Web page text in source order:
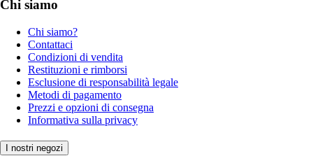
Chi siamo
Chi siamo?
Contattaci
Condizioni di vendita
Restituzioni e rimborsi
Esclusione di responsabilità legale
Metodi di pagamento
Prezzi e opzioni di consegna
Informativa sulla privacy
I nostri negozi